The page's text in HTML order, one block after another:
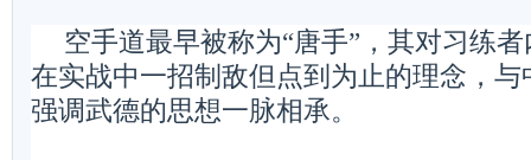
空手道最早被称为“唐手”，其对习练
在实战中一招制敌但点到为止的理念，
强调武德的思想一脉相承。